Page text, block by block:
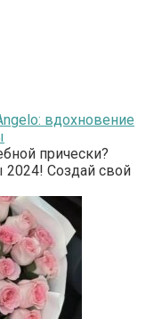
вдохновение
прически?
2024! Создай свой